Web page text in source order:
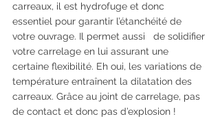
carreaux, il est hydrofuge et donc
essentiel pour garantir l’étanchéité de
votre ouvrage. Il permet aussi   de solidifier
votre carrelage en lui assurant une
certaine flexibilité. Eh oui, les variations de
température entraînent la dilatation des
carreaux. Grâce au joint de carrelage, pas
de contact et donc pas d’explosion !